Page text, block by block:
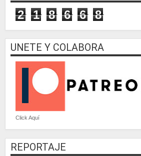
2 1 8 6 6 8
UNETE Y COLABORA
Click Aquí
REPORTAJE